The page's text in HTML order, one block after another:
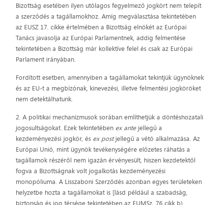
Bizottság esetében ilyen utólagos fegyelmező jogkört nem telepít
a szerződés a tagállamokhoz. Amíg megválasztása tekintetében
az EUSZ 17. cikke értelmében a Bizottság elnökét az Európai
Tanács javasolja az Európai Parlamentnek, addig felmentése
tekintetében a Bizottság már kollektíve felel és csak az Európai
Parlament irányában.
Fordított esetben, amennyiben a tagállamokat tekintjük ügynöknek
és az EU-t a megbízónak, kinevezési, illetve felmentési jogköröket
nem detektálhatunk.
2. A politikai mechanizmusok sorában említhetjük a döntéshozatali
jogosultságokat. Ezek tekintetében ex antejellegű a
kezdeményezési jogkör, és ex postjellegű a vétó alkalmazása. Az
Európai Unió, mint ügynök tevékenységére előzetes ráhatás a
tagállamok részéről nem igazán érvényesült, hiszen kezdetektől
fogva a Bizottságnak volt jogalkotás kezdeményezési
monopóliuma. A Lisszaboni Szerződés azonban egyes területeken
helyzetbe hozta a tagállamokat is [lásd például a szabadság,
biztonság és jog térsége tekintetében az EUMSz. 76 cikk b)